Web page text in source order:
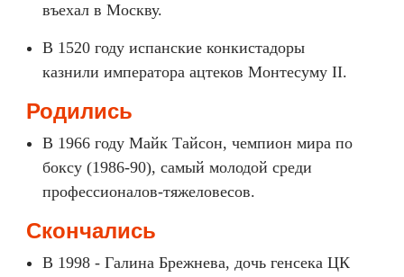
въехал в Москву.
В 1520 году испанские конкистадоры
казнили императора ацтеков Монтесуму II.
Родились
В 1966 году Майк Тайсон, чемпион мира по
боксу (1986-90), самый молодой среди
профессионалов-тяжеловесов.
Скончались
В 1998 - Галина Брежнева, дочь генсека ЦК